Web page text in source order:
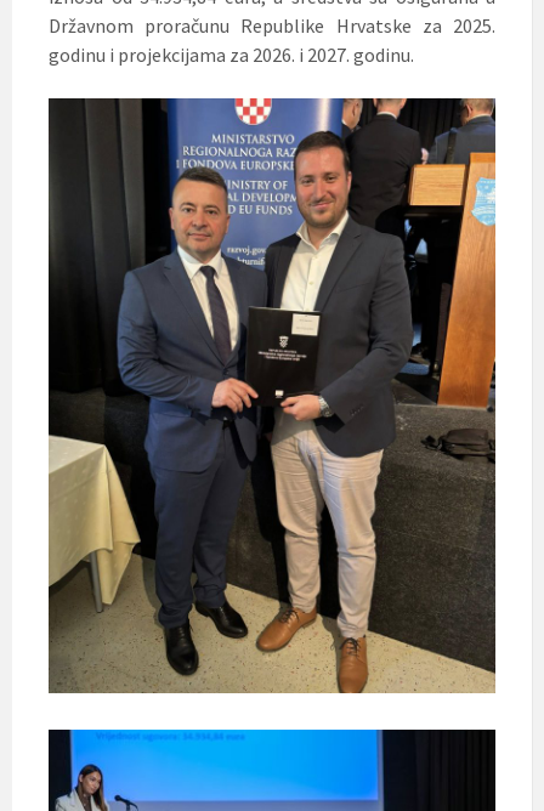
Državnom proračunu Republike Hrvatske za 2025.
godinu i projekcijama za 2026. i 2027. godinu.